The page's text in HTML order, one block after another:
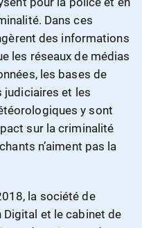
Dans ces
des informations
les réseaux de médias
les bases de
judiciaires et les
y sont
sur la criminalité
n’aiment pas la
la société de
et le cabinet de